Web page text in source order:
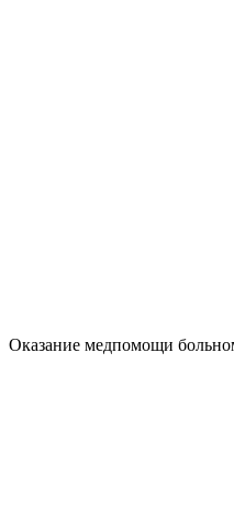
Оказание медпомощи